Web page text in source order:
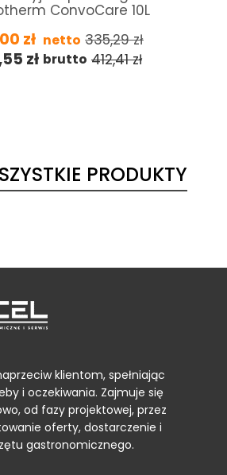
ConvoCare 10L
zł netto 335,29zł
zł brutto 412,41zł
PRODUKTY
klientom, spełniając
i oczekiwania. Zajmuje się
od fazy projektowej, przez
oferty, dostarczenie i
gastronomicznego.